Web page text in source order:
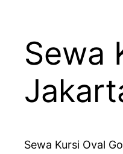
Sewa
Sewa Kursi Oval